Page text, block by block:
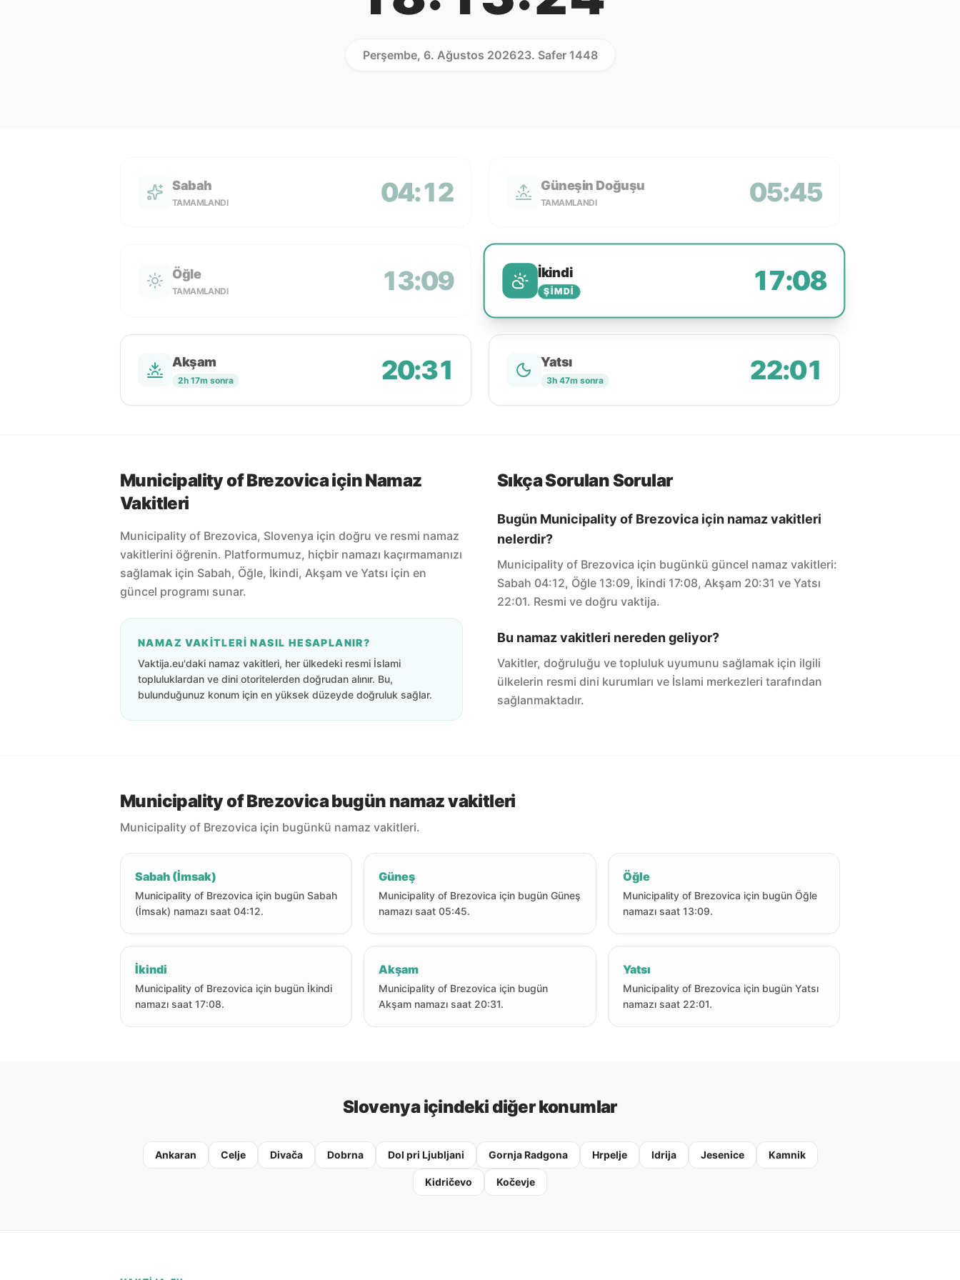
Perşembe, 6. Ağustos 202623. Safer 1448
Sabah
TAMAMLANDI 04:12 Güneşin Doğuşu
TAMAMLANDI 05:45
Öğle
TAMAMLANDI 13:09 İkindi
ŞIMDI 17:08
Akşam
2h 17m sonra 20:31 Yatsı
3h 47m sonra 22:01
Municipality of Brezovica için Namaz
Vakitleri
Municipality of Brezovica, Slovenya için doğru ve resmi namaz
vakitlerini öğrenin. Platformumuz, hiçbir namazı kaçırmamanızı
sağlamak için Sabah, Öğle, İkindi, Akşam ve Yatsı için en
güncel programı sunar.
NAMAZ VAKITLERI NASIL HESAPLANIR?
Vaktija.eu'daki namaz vakitleri, her ülkedeki resmi İslami
topluluklardan ve dini otoritelerden doğrudan alınır. Bu,
bulunduğunuz konum için en yüksek düzeyde doğruluk sağlar.
Sıkça Sorulan Sorular
Bugün Municipality of Brezovica için namaz vakitleri
nelerdir?
Municipality of Brezovica için bugünkü güncel namaz vakitleri:
Sabah 04:12, Öğle 13:09, İkindi 17:08, Akşam 20:31 ve Yatsı
22:01. Resmi ve doğru vaktija.
Bu namaz vakitleri nereden geliyor?
Vakitler, doğruluğu ve topluluk uyumunu sağlamak için ilgili
ülkelerin resmi dini kurumları ve İslami merkezleri tarafından
sağlanmaktadır.
Municipality of Brezovica bugün namaz vakitleri
Municipality of Brezovica için bugünkü namaz vakitleri.
Sabah (İmsak)
Municipality of Brezovica için bugün Sabah
(İmsak) namazı saat 04:12.
Güneş
Municipality of Brezovica için bugün Güneş
namazı saat 05:45.
Öğle
Municipality of Brezovica için bugün Öğle
namazı saat 13:09.
İkindi
Municipality of Brezovica için bugün İkindi
namazı saat 17:08.
Akşam
Municipality of Brezovica için bugün
Akşam namazı saat 20:31.
Yatsı
Municipality of Brezovica için bugün Yatsı
namazı saat 22:01.
Slovenya içindeki diğer konumlar
Ankaran Celje Divača Dobrna Dol pri Ljubljani Gornja Radgona Hrpelje Idrija Jesenice Kamnik
Kidričevo Kočevje